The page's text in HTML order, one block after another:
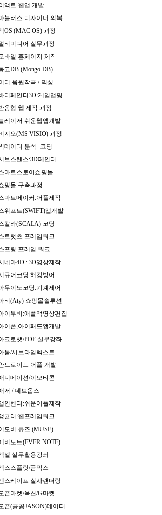
액트 웹앱 개발
블러스 디자이너:의복
OS (MAC OS) 과정
티미디어 실무과정
바일 홈페이지 제작
고DB (Mongo DB)
디 음원작곡 / 믹싱
디페인터3D:게임맵핑
응형 웹 제작 과정
레이저 쉬운웹앱개발
지오(MS VISIO) 과정
데이터 분석+코딩
브스탠스:3D페인터
마트스토어쇼핑몰
핑몰 구축과정
마트메이커:어플제작
위프트(SWIFT)앱개발
칼라(SCALA) 코딩
트럿츠 프레임워크
프링 프레임 워크
네마4D : 3D영상제작
큐어코딩:해킹방어
두이노코딩:기계제어
티(Aty) 쇼핑몰솔루션
이무비:애플맥영상편집
이폰,아이패드앱개발
크로뱃/PDF 실무강좌
톰/서브라임텍스트
드로이드 어플 개발
니메이션/이모티콘
저 / 데브옵스
인벤터:쉬운어플제작
귤러:웹프레임워크
도비 뮤즈 (MUSE)
버노트(EVER NOTE)
셀 실무활용강좌
스스플릿/곰믹스
스케이프 실사랜더링
픈마켓/옥션/G마켓
픈(공공JASON)데이터